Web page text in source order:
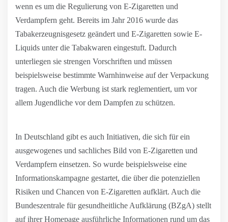
wenn es um die Regulierung von E-Zigaretten und
Verdampfern geht. Bereits im Jahr 2016 wurde das
Tabakerzeugnisgesetz geändert und E-Zigaretten sowie E-
Liquids unter die Tabakwaren eingestuft. Dadurch
unterliegen sie strengen Vorschriften und müssen
beispielsweise bestimmte Warnhinweise auf der Verpackung
tragen. Auch die Werbung ist stark reglementiert, um vor
allem Jugendliche vor dem Dampfen zu schützen.
In Deutschland gibt es auch Initiativen, die sich für ein
ausgewogenes und sachliches Bild von E-Zigaretten und
Verdampfern einsetzen. So wurde beispielsweise eine
Informationskampagne gestartet, die über die potenziellen
Risiken und Chancen von E-Zigaretten aufklärt. Auch die
Bundeszentrale für gesundheitliche Aufklärung (BZgA) stellt
auf ihrer Homepage ausführliche Informationen rund um das